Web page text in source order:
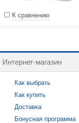
К сравнению
Интернет-магазин
Как выбрать
Как купить
Доставка
Бонусная программа